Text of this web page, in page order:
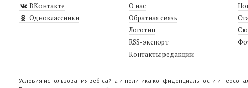
ВКонтакте
Одноклассники
О нас
Обратная связь
Логотип
RSS-экспорт
Контакты редакции
Условия использования веб-сайта и политика конфиденциальности и